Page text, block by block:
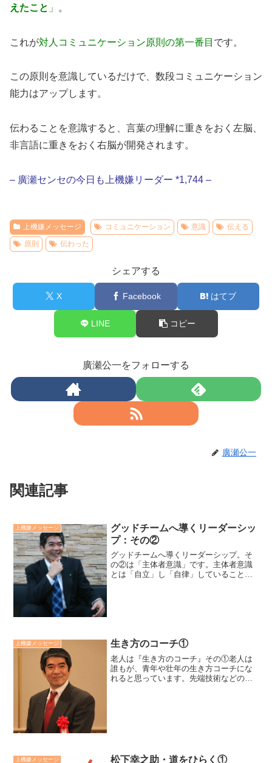
えたこと 」 。
これが対人コミュニケーション原則の第一番目 です。
この原則を意識しているだけで、数段コミュニケーション
能力はアップします。
伝わることを意識すると、言葉の理解に重きをおく左脳、
非言語に重きをおく右脳が開発されます。
– 廣瀬センセの今日も上機嫌リーダー *1,744 –
上機嫌メッセージ コミュニケーション 意識
伝える
原則
伝わった
シェアする
X Facebook はてブ
LINE コピー
廣瀬公一をフォローする
廣瀬公一
関連記事
上機嫌メッセージ
グッドチームへ導くリーダーシッ
プ：その②
グッドチームへ導くリーダーシップ。そ
の②は「主体者意識」です。主体者意識
とは「自立」し「自律」していることで
上機嫌メッセージ 生き方のコーチ①
老人は『生き方のコーチ』その①老人は
誰もが、青年や壮年の生き方コーチにな
れると思っています。先端技術などの分
上機嫌メッセージ 松下幸之助・道をひらく①